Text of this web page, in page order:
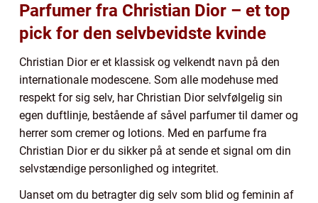
Parfumer fra Christian Dior – et top
pick for den selvbevidste kvinde
Christian Dior er et klassisk og velkendt navn på den
internationale modescene. Som alle modehuse med
respekt for sig selv, har Christian Dior selvfølgelig sin
egen duftlinje, bestående af såvel parfumer til damer og
herrer som cremer og lotions. Med en parfume fra
Christian Dior er du sikker på at sende et signal om din
selvstændige personlighed og integritet.
Uanset om du betragter dig selv som blid og feminin af